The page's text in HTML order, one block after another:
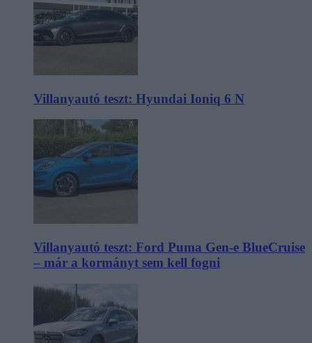
Villanyautó teszt: Hyundai Ioniq 6 N
Villanyautó teszt: Ford Puma Gen-e BlueCruise
– már a kormányt sem kell fogni